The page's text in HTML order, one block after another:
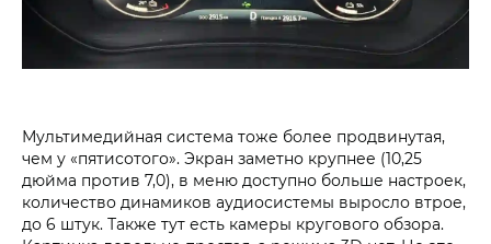
Мультимедийная система тоже более продвинутая,
чем у «пятисотого». Экран заметно крупнее (10,25
дюйма против 7,0), в меню доступно больше настроек,
количество динамиков аудиосистемы выросло втрое,
до 6 штук. Также тут есть камеры кругового обзора.